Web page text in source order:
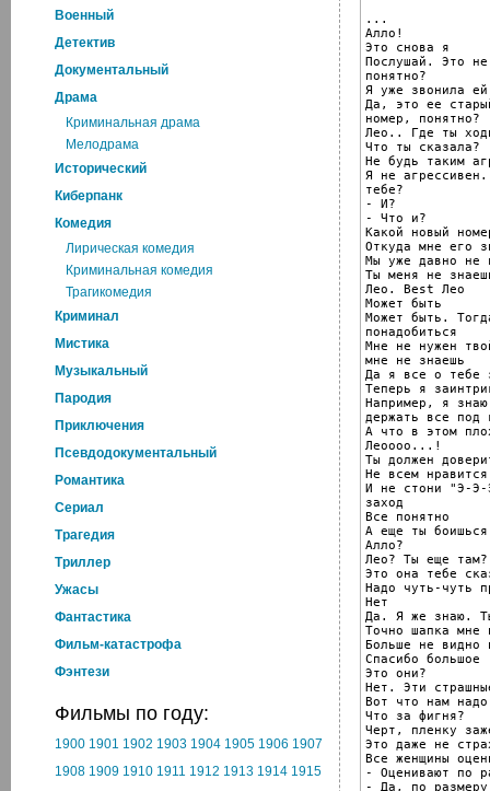
Военный
Детектив
Документальный
Драма
Криминальная драма
Мелодрама
Исторический
Киберпанк
Комедия
Лирическая комедия
Криминальная комедия
Трагикомедия
Криминал
Мистика
Музыкальный
Пародия
Приключения
Псевдодокументальный
Романтика
Cериал
Трагедия
Триллер
Ужасы
Фантастика
Фильм-катастрофа
Фэнтези
Фильмы по году:
1900 1901 1902 1903 1904 1905 1906 1907
1908 1909 1910 1911 1912 1913 1914 1915
...
Алло!
Это снова я
Послушай. Это
понятно?
Я уже звонила
Да, это ее
номер, понятно?
Лео.. Где ты
Что ты сказала?
Не будь таким
Я не
тебе?
- И?
- Что и?
Какой новый
Откуда мне его
Мы уже давно не
Ты меня не
Лео. Best Лео
Может быть
Может быть.
понадобиться
Мне не нужен
мне не знаешь
Да я все о тебе
Теперь я
Например, я
держать все под
А что в этом
Леоооо...!
Ты должен
Не всем
И не стони "Э-Э-
заход
Все понятно
А еще ты
Алло?
Лео? Ты еще там?
Это она тебе
Надо чуть-чуть
Нет
Да. Я же знаю.
Точно шапка мне
Больше не видно
Спасибо большое
Это они?
Нет. Эти
Вот что нам надо
Что за фигня?
Черт, пленку
Это даже не
Все женщины
- Оценивают по
- Да, по размеру